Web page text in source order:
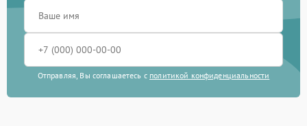
Отправляя, Вы соглашаетесь с политикой конфиденциальности